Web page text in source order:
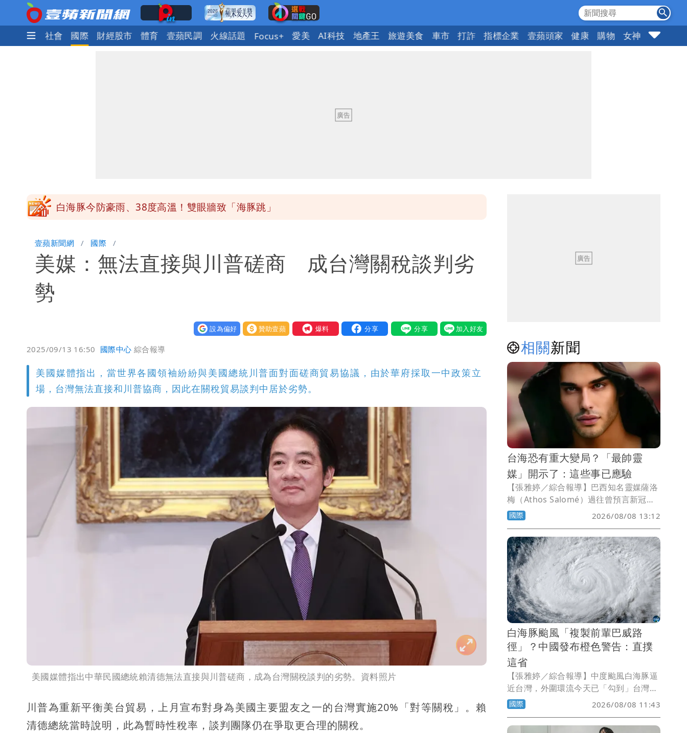
政治 社會 國際 財經股市 體育 壹蘋民調 火線話題 Focus+ 愛美 AI科技 地產王 旅遊美食 車市 打詐 指標企業 壹蘋頭家 健康 購物 女神 10點強打
白海豚今防豪雨、38度高溫！雙眼牆致「海豚跳」
名醫「掛蔣萬安布條」被出征！他大笑：每天看診到半夜
王世堅抱兒舊照曝光！網友驚：年輕是大帥哥
壹蘋新聞網 國際
美媒：無法直接與川普磋商 成台灣關稅談判劣
勢
設為偏好 贊助壹蘋 我要爆料
2025/09/13 16:50 國際中心 綜合報導
美國媒體指出，當世界各國領袖紛紛與美國總統川普面對面磋商貿易協議，由於華府採取一中政策立
場，台灣無法直接和川普協商，因此在關稅貿易談判中居於劣勢。
美國媒體指出中華民國總統賴清德無法直接與川普磋商，成為台灣關稅談判的劣勢。資料照片
川普為重新平衡美台貿易，上月宣布對身為美國主要盟友之一的台灣實施20%「對等關稅」。賴
清德總統當時說明，此為暫時性稅率，談判團隊仍在爭取更合理的關稅。
相關新聞
台海恐有重大變局？「最帥靈
媒」開示了：這些事已應驗
【張雅婷／綜合報導】巴西知名靈媒薩洛
梅（Athos Salomé）過往曾預言新冠肺
炎及伊莉莎白女王二世逝世而聲名大噪，
近日他宣稱，去年底公布的2026年預言2
件事已成真，另一項準備應驗，而他也點
名台海將出現重大變局。
國際 2026/08/08 13:12
白海豚颱風「複製前輩巴威路
徑」？中國發布橙色警告：直撲
這省
【張雅婷／綜合報導】中度颱風白海豚逼
近台灣，外圍環流今天已「勾到」台灣陸
地，不過大方向仍以西進登陸中國為主。
中國氣象台預估，白海豚路徑可能複製上
月強颱巴威，再度從浙江沿海登陸。
國際 2026/08/08 11:43